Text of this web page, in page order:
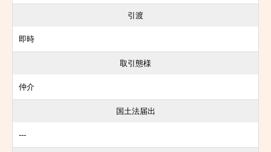
引渡
即時
取引態様
仲介
国土法届出
---